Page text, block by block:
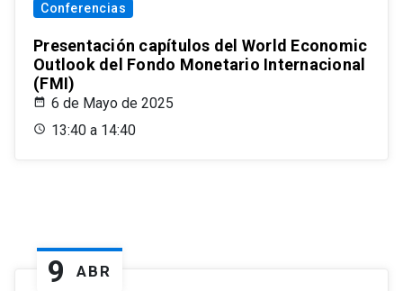
Conferencias
Presentación capítulos del World Economic
Outlook del Fondo Monetario Internacional
(FMI)
6 de Mayo de 2025
13:40 a 14:40
9 ABR